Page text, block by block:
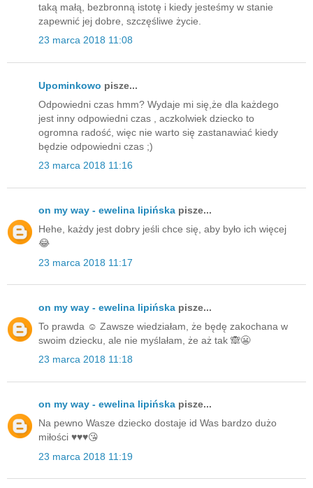
taką małą, bezbronną istotę i kiedy jesteśmy w stanie
zapewnić jej dobre, szczęśliwe życie.
23 marca 2018 11:08
Upominkowo pisze...
Odpowiedni czas hmm? Wydaje mi się,że dla każdego
jest inny odpowiedni czas , aczkolwiek dziecko to
ogromna radość, więc nie warto się zastanawiać kiedy
będzie odpowiedni czas ;)
23 marca 2018 11:16
on my way - ewelina lipińska pisze...
Hehe, każdy jest dobry jeśli chce się, aby było ich więcej
😂
23 marca 2018 11:17
on my way - ewelina lipińska pisze...
To prawda ☺️ Zawsze wiedziałam, że będę zakochana w
swoim dziecku, ale nie myślałam, że aż tak 🙈😬
23 marca 2018 11:18
on my way - ewelina lipińska pisze...
Na pewno Wasze dziecko dostaje id Was bardzo dużo
miłości ♥️♥️♥️😘
23 marca 2018 11:19